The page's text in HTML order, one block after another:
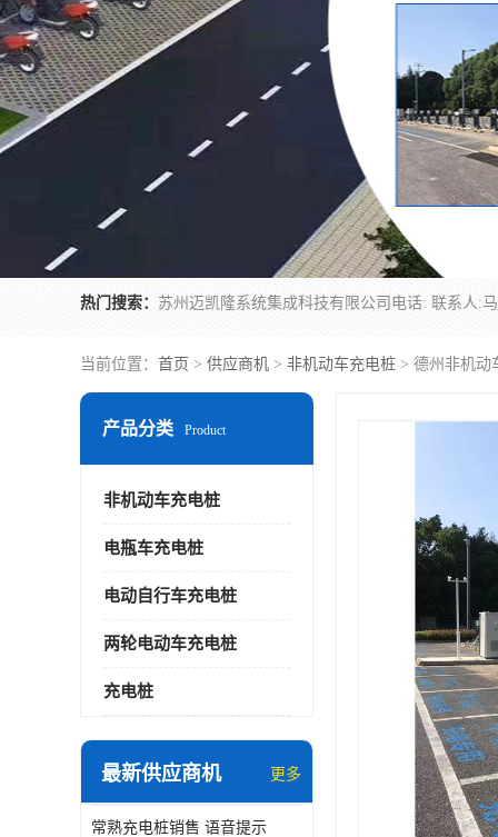
热门搜索：
当前位置： 首页 > 供应商机 > 非机动车充电桩 > 德州非机动
产品分类 Product
非机动车充电桩
电瓶车充电桩
电动自行车充电桩
两轮电动车充电桩
充电桩
最新供应商机 更多
常熟充电桩销售 语音提示